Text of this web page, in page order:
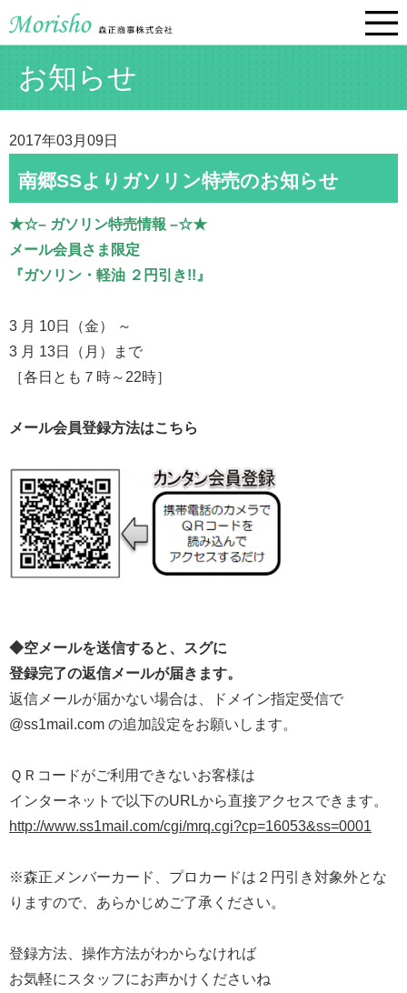
お知らせ
2017年03月09日
南郷SSよりガソリン特売のお知らせ
★☆– ガソリン特売情報 –☆★
メール会員さま限定
『ガソリン・軽油 ２円引き!!』
3 月 10日（金） ～
3 月 13日（月）まで
［各日とも７時～22時］
メール会員登録方法はこちら
◆空メールを送信すると、スグに
登録完了の返信メールが届きます。
返信メールが届かない場合は、ドメイン指定受信で
@ss1mail.com の追加設定をお願いします。
ＱＲコードがご利用できないお客様は
インターネットで以下のURLから直接アクセスできます。
http://www.ss1mail.com/cgi/mrq.cgi?cp=16053&ss=0001
※森正メンバーカード、プロカードは２円引き対象外とな
りますので、あらかじめご了承ください。
登録方法、操作方法がわからなければ
お気軽にスタッフにお声かけくださいね